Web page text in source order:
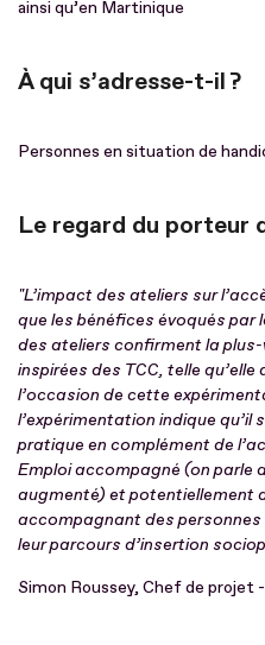
ainsi qu’en Martinique
À qui s’adresse-t-il ?
Personnes en situation de
Le regard du porteur
"L’impact des ateliers sur
que les bénéfices évoqués par
des ateliers confirment la
inspirées des TCC, telle
l’occasion de cette
l’expérimentation indique
pratique en complément de
Emploi accompagné (on parle
augmenté) et potentiellement
accompagnant des
leur parcours d’insertion
Simon Roussey, Chef de projet